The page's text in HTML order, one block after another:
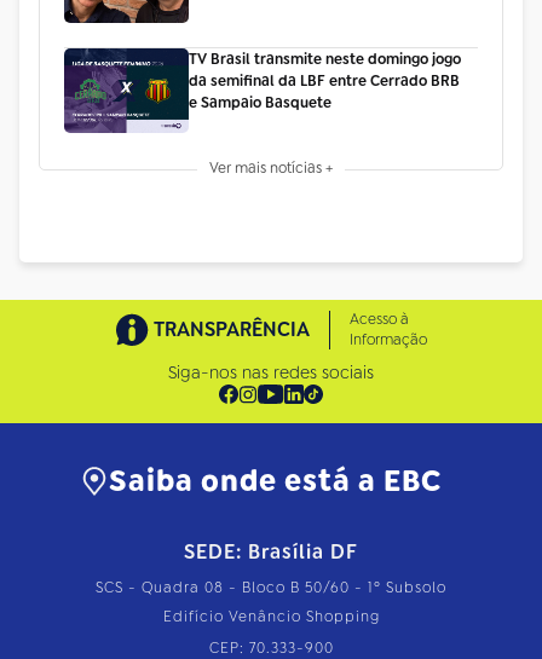
TV Brasil transmite neste domingo jogo
da semifinal da LBF entre Cerrado BRB
e Sampaio Basquete
Ver mais notícias +
TRANSPARÊNCIA
Acesso à
Informação
Siga-nos nas redes sociais
Saiba onde está a EBC
SEDE: Brasília DF
SCS - Quadra 08 - Bloco B 50/60 - 1º Subsolo
Edifício Venâncio Shopping
CEP: 70.333-900